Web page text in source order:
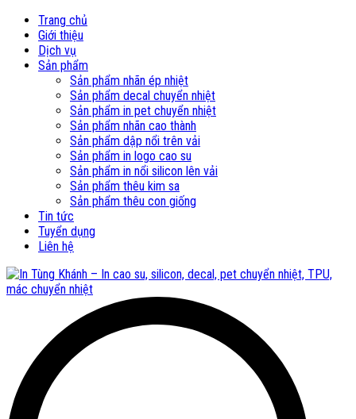
Trang chủ
Giới thiệu
Dịch vụ
Sản phẩm
Sản phẩm nhãn ép nhiệt
Sản phẩm decal chuyển nhiệt
Sản phẩm in pet chuyển nhiệt
Sản phẩm nhãn cao thành
Sản phẩm dập nổi trên vải
Sản phẩm in logo cao su
Sản phẩm in nổi silicon lên vải
Sản phẩm thêu kim sa
Sản phẩm thêu con giống
Tin tức
Tuyển dụng
Liên hệ